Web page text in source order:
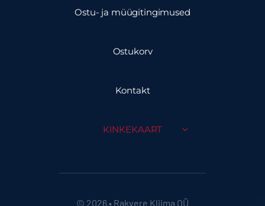
Ostu- ja müügitingimused
Ostukorv
Kontakt
KINKEKAART
© 2026 • Rakvere Kliima OÜ